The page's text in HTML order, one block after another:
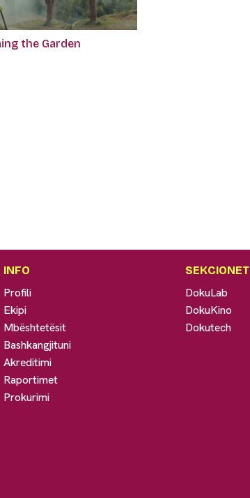
the Garden
INFO
Profili
Ekipi
Mbështetësit
Bashkangjituni
Akreditimi
Raportimet
Prokurimi
SEKCIONET
DokuLab
DokuKino
Dokutech